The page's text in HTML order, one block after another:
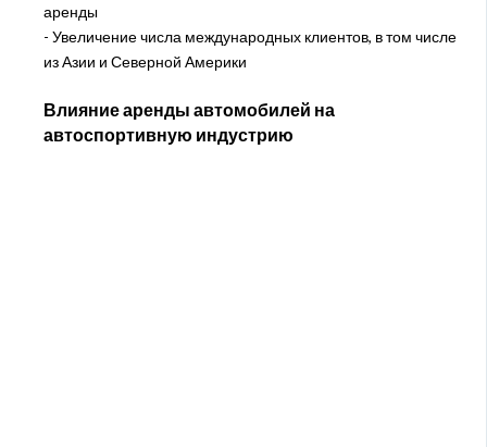
аренды
- Увеличение числа международных клиентов, в том числе
из Азии и Северной Америки
Влияние аренды автомобилей на
автоспортивную индустрию